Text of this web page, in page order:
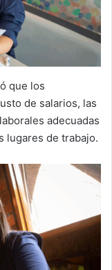
que los
de salarios, las
adecuadas
lugares de trabajo.